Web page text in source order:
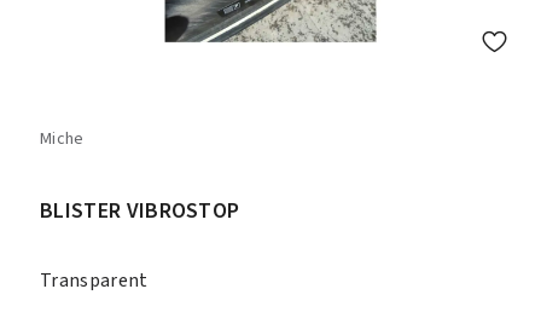
Miche
BLISTER VIBROSTOP
Transparent